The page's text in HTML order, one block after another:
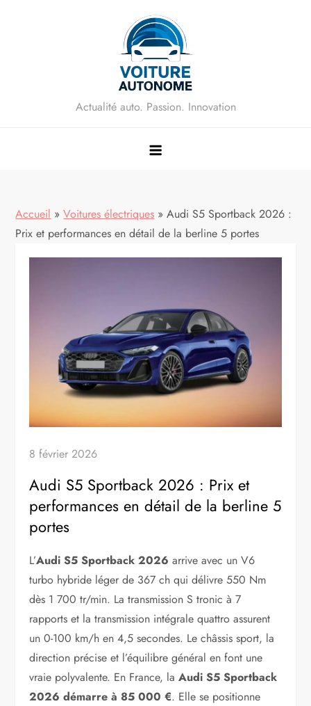
Actualité auto. Passion. Innovation
Accueil » Voitures électriques » Audi S5 Sportback 2026 :
Prix et performances en détail de la berline 5 portes
8 février 2026
Audi S5 Sportback 2026 : Prix et
performances en détail de la berline 5
portes
L’Audi S5 Sportback 2026 arrive avec un V6
turbo hybride léger de 367 ch qui délivre 550 Nm
dès 1 700 tr/min. La transmission S tronic à 7
rapports et la transmission intégrale quattro assurent
un 0-100 km/h en 4,5 secondes. Le châssis sport, la
direction précise et l’équilibre général en font une
vraie polyvalente. En France, laAudi S5 Sportback
2026 démarre à 85 000 €. Elle se positionne